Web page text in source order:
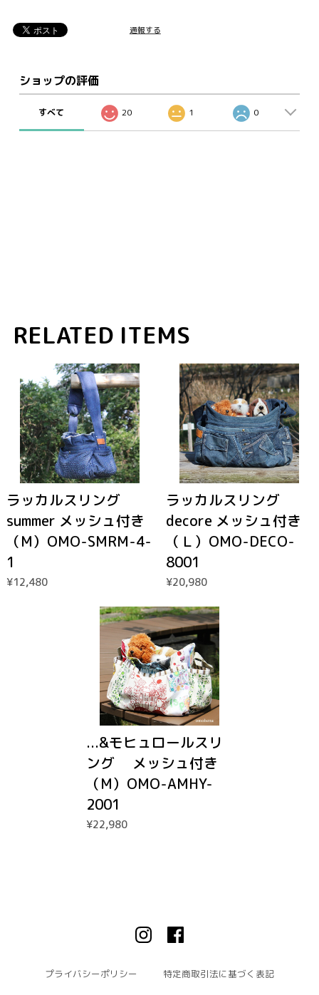
通報する
ショップの評価
すべて 20 1 0
RELATED ITEMS
ラッカルスリング
summer メッシュ付き
（M）OMO-SMRM-4-
1
¥12,480
ラッカルスリング
decore メッシュ付き
（Ｌ）OMO-DECO-
8001
¥20,980
...&モヒュロールスリ
ング メッシュ付き
（M）OMO-AMHY-
2001
¥22,980
プライバシーポリシー 特定商取引法に基づく表記